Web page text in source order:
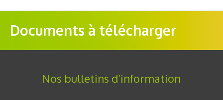
Documents à télécharger
Nos bulletins d’information